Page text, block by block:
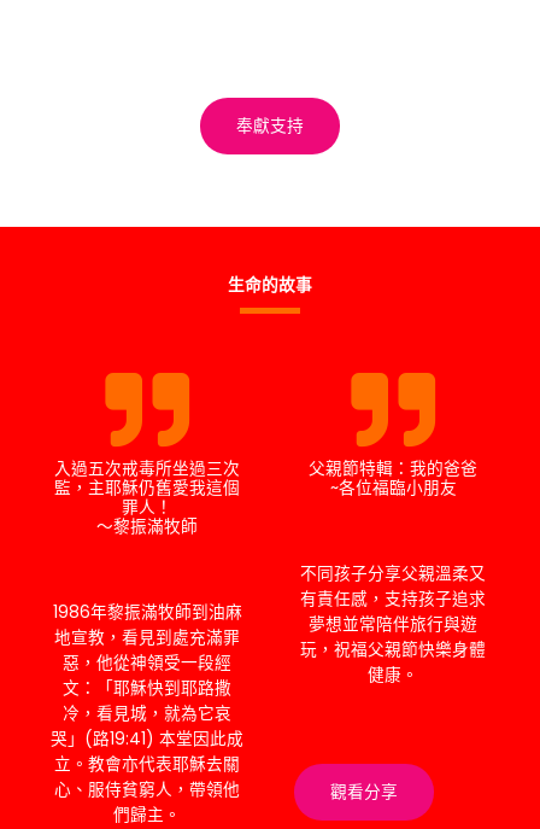
奉獻支持
生命的故事
入過五次戒毒所坐過三次
監，主耶穌仍舊愛我這個
罪人！
～黎振滿牧師
1986年黎振滿牧師到油麻
地宣教，看見到處充滿罪
惡，他從神領受一段經
文：「耶穌快到耶路撒
冷，看見城，就為它哀
哭」(路19:41) 本堂因此成
立。教會亦代表耶穌去關
心、服侍貧窮人，帶領他
們歸主。
父親節特輯：我的爸爸
~各位福臨小朋友
不同孩子分享父親溫柔又
有責任感，支持孩子追求
夢想並常陪伴旅行與遊
玩，祝福父親節快樂身體
健康。
觀看分享